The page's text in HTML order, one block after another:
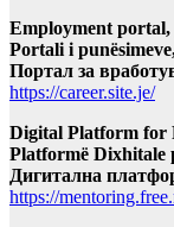
Employment
Portali i
Портал за
https://career.site.je/
Digital Platform for
Platformë
Дигитална
https://